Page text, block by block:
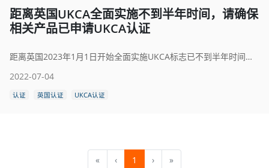
距离英国UKCA全面实施不到半年时间，请确保
相关产品已申请UKCA认证
距离英国2023年1月1日开始全面实施UKCA标志已不到半年时间，UKCA标志将全面取代CE标志作为大不列颠市场（包括英格兰、威尔士和苏格兰）大多数商品的合格评定标志。
2022-07-04
认证 英国认证 UKCA认证
« ‹ 1 › »